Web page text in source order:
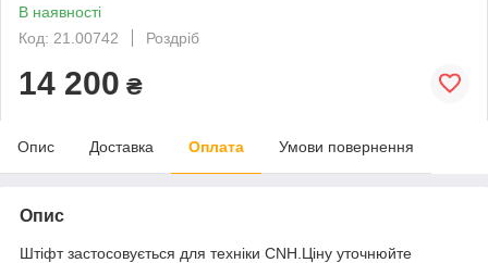
В наявності
Код: 21.00742
Роздріб
14 200 ₴
Опис Доставка Оплата Умови повернення
Опис
Штіфт застосовується для техніки CNH.Ціну уточнюйте